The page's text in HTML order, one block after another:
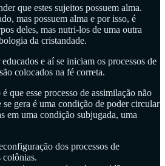
que estes sujeitos possuem alma.
mas possuem alma e por isso, é
deles, mas nutri-los de uma outra
da cristandade.
e aí se iniciam os processos de
colocados na fé correta.
que esse processo de assimilação não
gera é uma condição de poder circular
em uma condição subjugada, uma
dos processos de
colônias.